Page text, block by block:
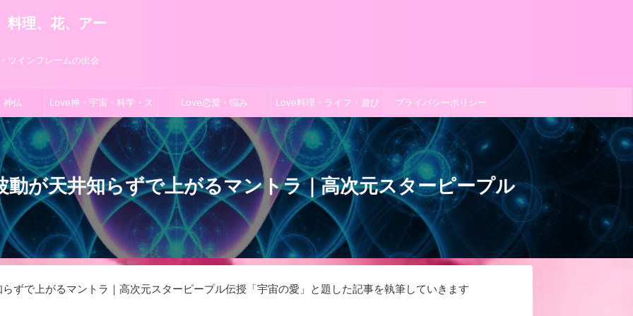
料理、花、アー
ツインフレームの出会
神仏 Love神・宇宙・科学・ス
ピ
Love恋愛・悩み Love料理・ライフ・遊び プライバシーポリシー
が天井知らずで上がるマントラ｜高次元スターピープル
ずで上がるマントラ｜高次元スターピープル伝授「宇宙の愛」と題した記事を執筆していきます